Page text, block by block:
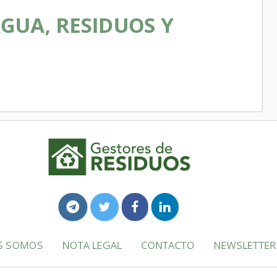
RESIDUOS Y
SOMOS NOTA LEGAL CONTACTO NEWSLETTER